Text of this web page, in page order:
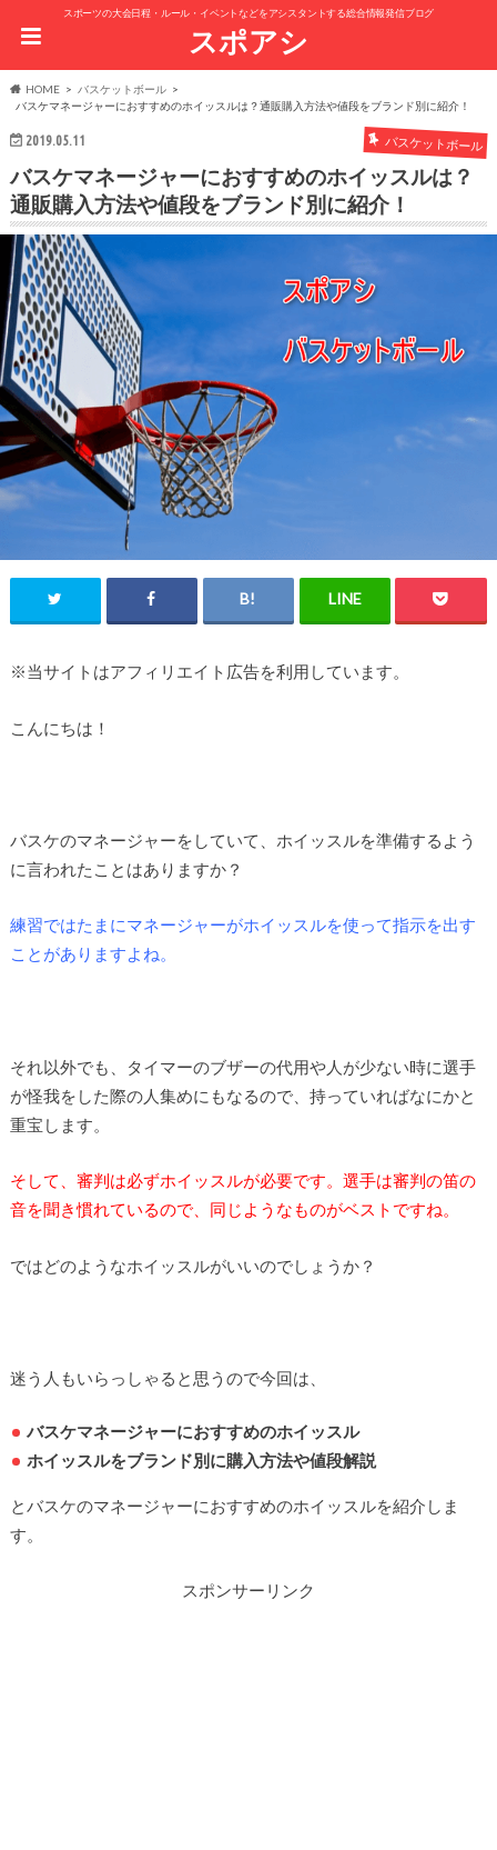
スポーツの大会日程・ルール・イベントなどをアシスタントする総合情報発信ブログ
スポアシ
HOME
バスケットボール
バスケマネージャーにおすすめのホイッスルは？通販購入方法や値段をブランド別に紹介！
2019.05.11 バスケットボール
バスケマネージャーにおすすめのホイッスルは？
通販購入方法や値段をブランド別に紹介！
※当サイトはアフィリエイト広告を利用しています。
こんにちは！
バスケのマネージャーをしていて、ホイッスルを準備するよう
に言われたことはありますか？
練習ではたまにマネージャーがホイッスルを使って指示を出す
ことがありますよね。
それ以外でも、タイマーのブザーの代用や人が少ない時に選手
が怪我をした際の人集めにもなるので、持っていればなにかと
重宝します。
そして、審判は必ずホイッスルが必要です。選手は審判の笛の
音を聞き慣れているので、同じようなものがベストですね。
ではどのようなホイッスルがいいのでしょうか？
迷う人もいらっしゃると思うので今回は、
バスケマネージャーにおすすめのホイッスル
ホイッスルをブランド別に購入方法や値段解説
とバスケのマネージャーにおすすめのホイッスルを紹介しま
す。
スポンサーリンク